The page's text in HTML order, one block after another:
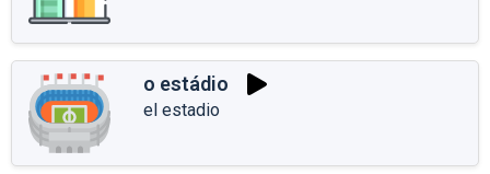
o estádio
el estadio